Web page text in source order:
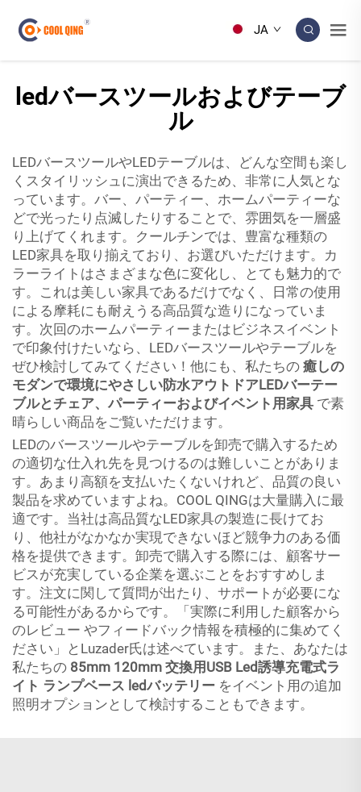
JA
ledバースツールおよびテーブ
ル
LEDバースツールやLEDテーブルは、どんな空間も楽し
くスタイリッシュに演出できるため、非常に人気とな
っています。バー、パーティー、ホームパーティーな
どで光ったり点滅したりすることで、雰囲気を一層盛
り上げてくれます。クールチンでは、豊富な種類の
LED家具を取り揃えており、お選びいただけます。カ
ラーライトはさまざまな色に変化し、とても魅力的で
す。これは美しい家具であるだけでなく、日常の使用
による摩耗にも耐えうる高品質な造りになっていま
す。次回のホームパーティーまたはビジネスイベント
で印象付けたいなら、LEDバースツールやテーブルを
ぜひ検討してみてください！他にも、私たちの 癒しの
モダンで環境にやさしい防水アウトドアLEDバーテー
ブルとチェア、パーティーおよびイベント用家具 で素
晴らしい商品をご覧いただけます。
LEDのバースツールやテーブルを卸売で購入するため
の適切な仕入れ先を見つけるのは難しいことがありま
す。あまり高額を支払いたくないけれど、品質の良い
製品を求めていますよね。COOL QINGは大量購入に最
適です。当社は高品質なLED家具の製造に長けてお
り、他社がなかなか実現できないほど競争力のある価
格を提供できます。卸売で購入する際には、顧客サー
ビスが充実している企業を選ぶことをおすすめしま
す。注文に関して質問が出たり、サポートが必要にな
る可能性があるからです。「実際に利用した顧客から
のレビュー やフィードバック情報を積極的に集めてく
ださい」とLuzader氏は述べています。また、あなたは
私たちの 85mm 120mm 交換用USB Led誘導充電式ラ
イト ランプベース ledバッテリー をイベント用の追加
照明オプションとして検討することもできます。